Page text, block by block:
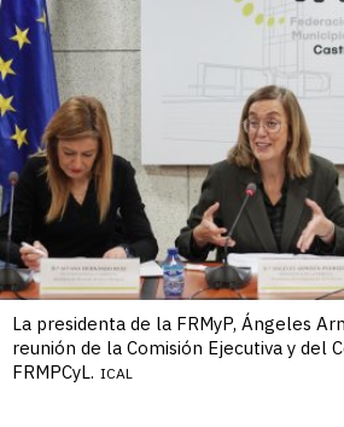
La presidenta de la FRMyP, Ángeles
reunión de la Comisión Ejecutiva y del
FRMPCyL. ICAL